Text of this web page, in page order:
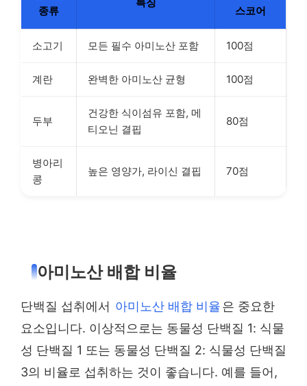
종류
특징
스코어
소고기 모든 필수 아미노산 포함 100점
계란 완벽한 아미노산 균형 100점
두부
건강한 식이섬유 포함, 메
티오닌 결핍
80점
병아리
콩
높은 영양가, 라이신 결핍 70점
아미노산 배합 비율
단백질 섭취에서 아미노산 배합 비율은 중요한
요소입니다. 이상적으로는 동물성 단백질 1: 식물
성 단백질 1 또는 동물성 단백질 2: 식물성 단백질
3의 비율로 섭취하는 것이 좋습니다. 예를 들어,